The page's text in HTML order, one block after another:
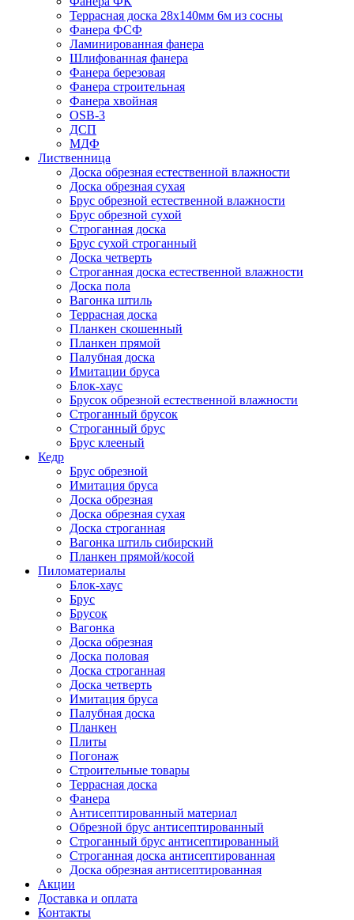
Террасная доска 28х140мм 6м из сосны
Фанера ФСФ
Ламинированная фанера
Шлифованная фанера
Фанера березовая
Фанера строительная
Фанера хвойная
OSB-3
ДСП
МДФ
Лиственница
Доска обрезная естественной влажности
Доска обрезная сухая
Брус обрезной естественной влажности
Брус обрезной сухой
Строганная доска
Брус сухой строганный
Доска четверть
Строганная доска естественной влажности
Доска пола
Вагонка штиль
Террасная доска
Планкен скошенный
Планкен прямой
Палубная доска
Имитации бруса
Блок-хаус
Брусок обрезной естественной влажности
Строганный брусок
Строганный брус
Брус клееный
Кедр
Брус обрезной
Имитация бруса
Доска обрезная
Доска обрезная сухая
Доска строганная
Вагонка штиль сибирский
Планкен прямой/косой
Пиломатериалы
Блок-хаус
Брус
Брусок
Вагонка
Доска обрезная
Доска половая
Доска строганная
Доска четверть
Имитация бруса
Палубная доска
Планкен
Плиты
Погонаж
Строительные товары
Террасная доска
Фанера
Антисептированный материал
Обрезной брус антисептированный
Строганный брус антисептированный
Строганная доска антисептированная
Доска обрезная антисептированная
Акции
Доставка и оплата
Контакты